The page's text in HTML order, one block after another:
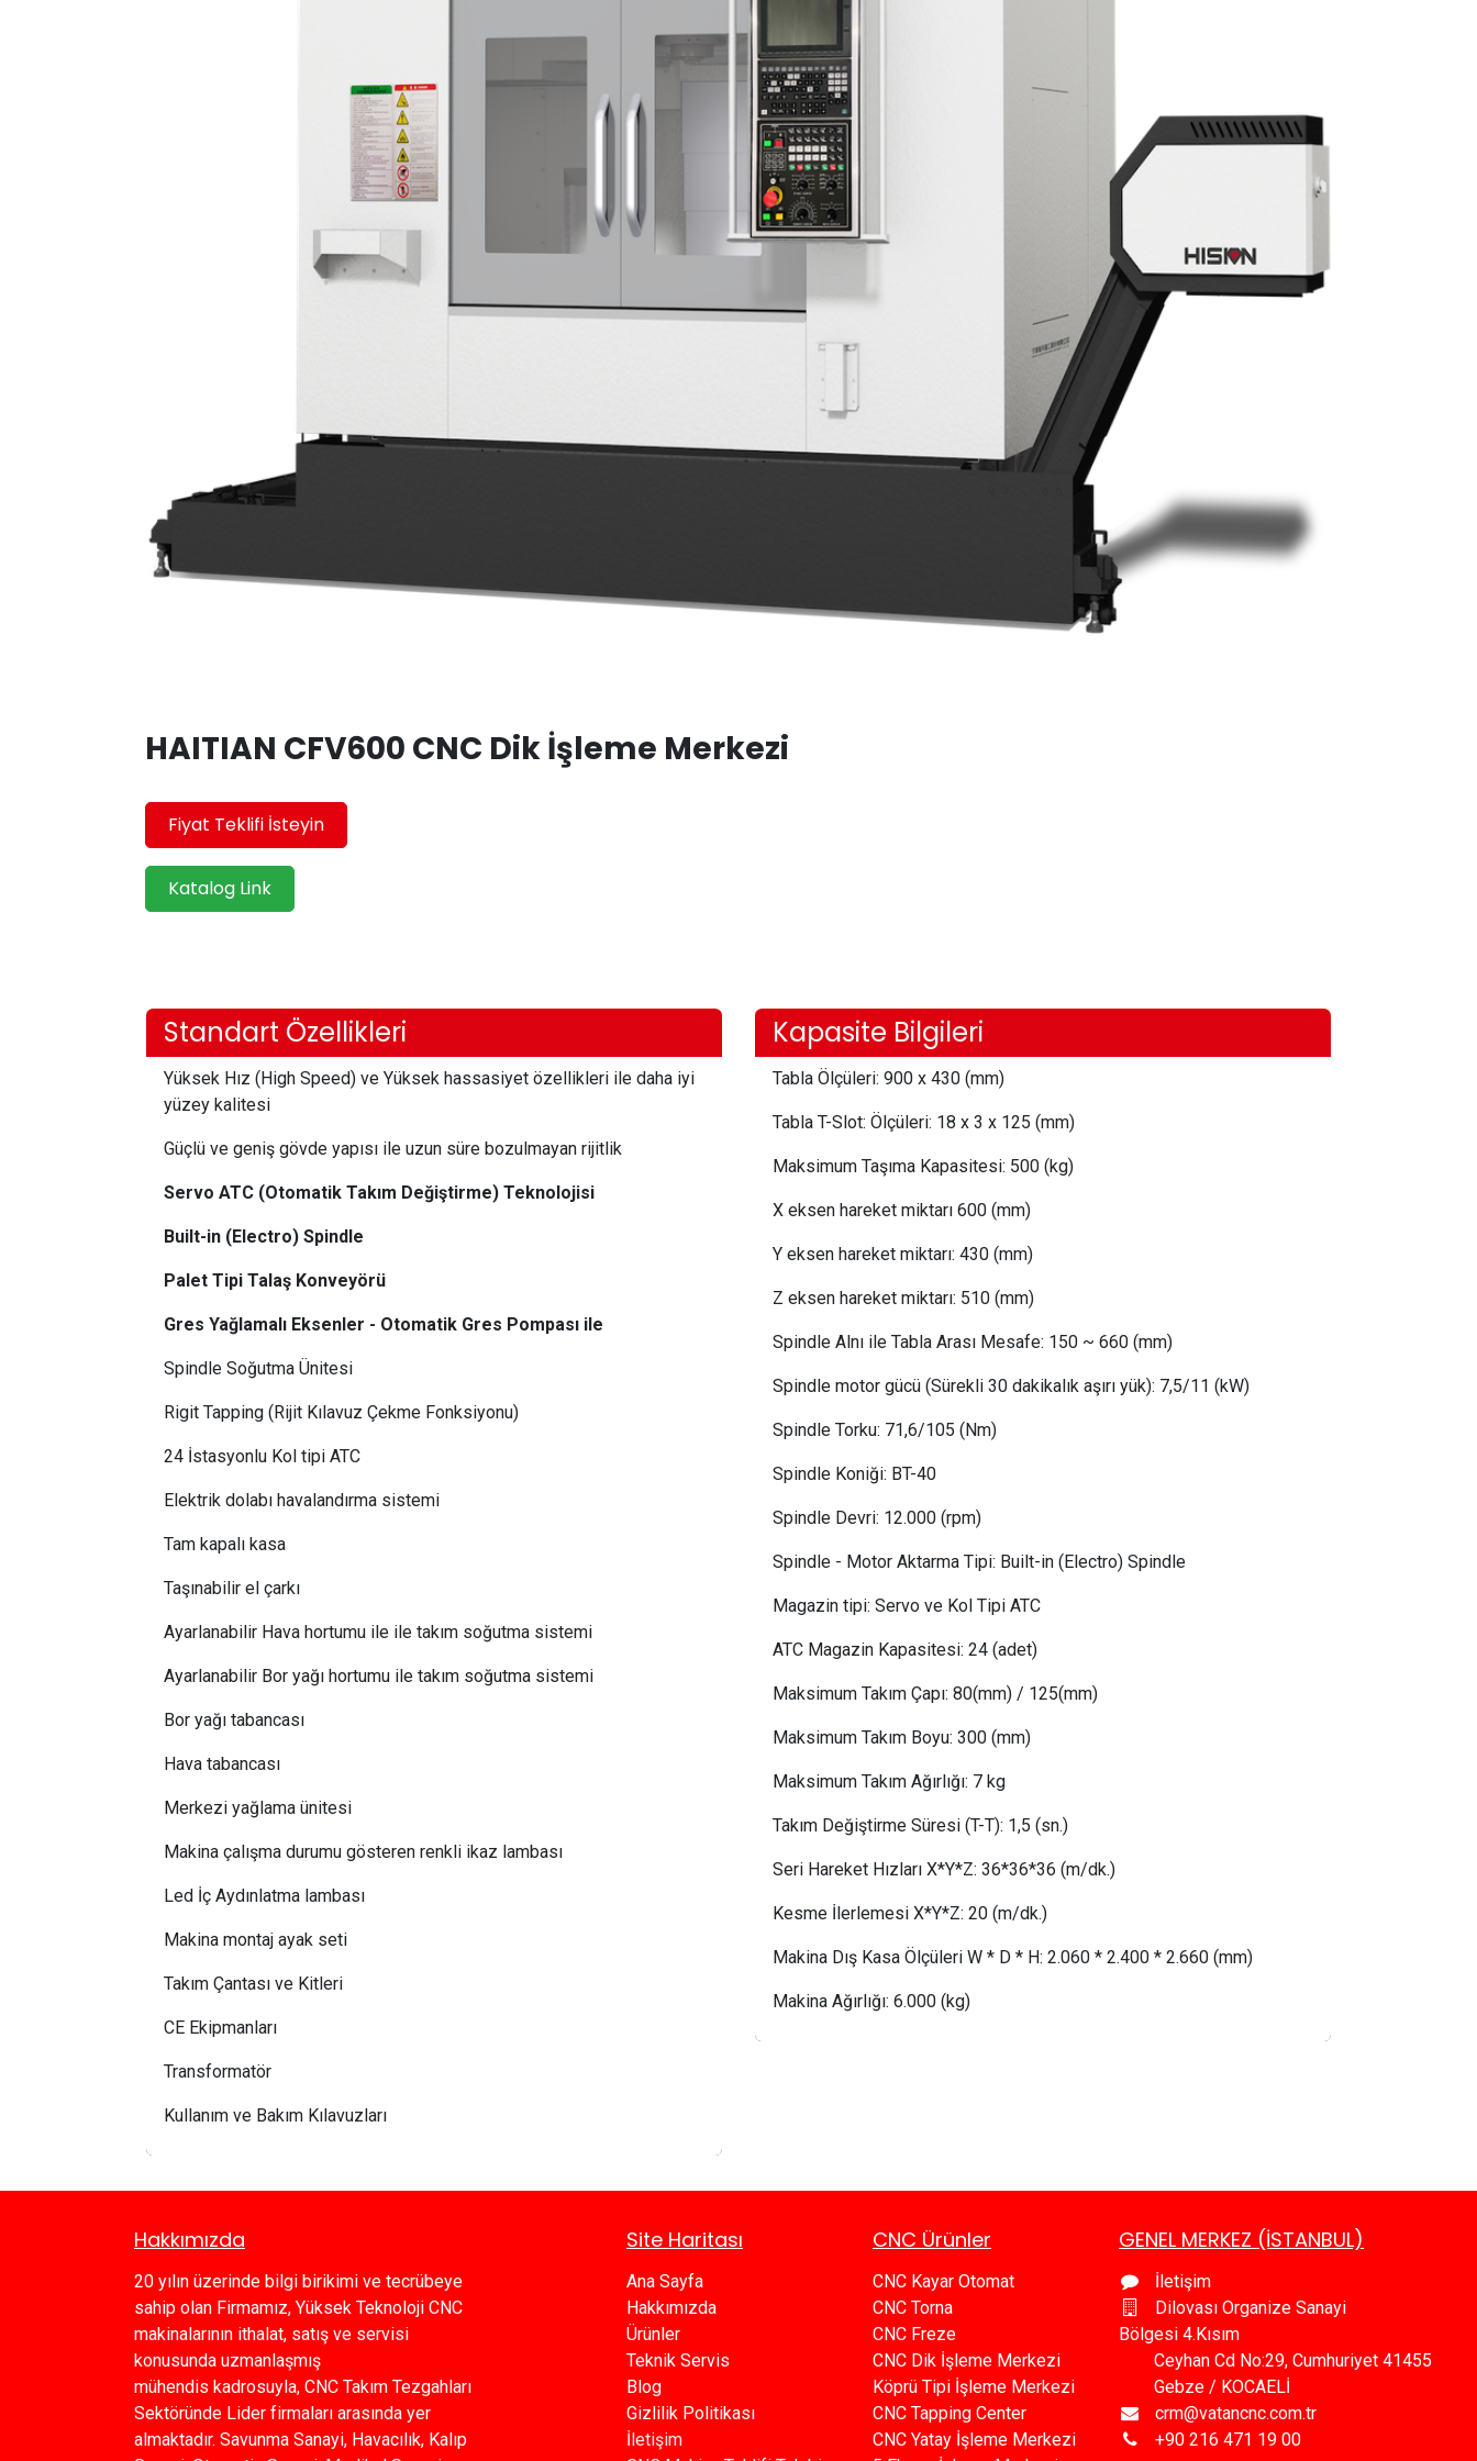
HAITIAN CFV600 CNC Dik İşleme Merkezi
Fiyat Teklifi İsteyin
Katalog Link
Standart Özellikleri
Yüksek Hız (High Speed) ve Yüksek hassasiyet özellikleri ile daha iyi
yüzey kalitesi
Güçlü ve geniş gövde yapısı ile uzun süre bozulmayan rijitlik
Servo ATC (Otomatik Takım Değiştirme) Teknolojisi
Built-in (Electro) Spindle
Palet Tipi Talaş Konveyörü
Gres Yağlamalı Eksenler - Otomatik Gres Pompası ile
Spindle Soğutma Ünitesi
Rigit Tapping (Rijit Kılavuz Çekme Fonksiyonu)
24 İstasyonlu Kol tipi ATC ​
Elektrik dolabı havalandırma sistemi
Tam kapalı kasa
Taşınabilir el çarkı
Ayarlanabilir Hava hortumu ile ile takım soğutma sistemi
Ayarlanabilir Bor yağı hortumu ile takım soğutma sistemi
Bor yağı tabancası
Hava tabancası
Merkezi yağlama ünitesi
Makina çalışma durumu gösteren renkli ikaz lambası
Led İç Aydınlatma lambası
Makina montaj ayak seti
Takım Çantası ve Kitleri
CE Ekipmanları
Transformatör
Kullanım ve Bakım Kılavuzları
Kapasite Bilgileri
Tabla Ölçüleri: 900 x 430 (mm)
Tabla T-Slot: Ölçüleri: 18 x 3 x 125 (mm)
Maksimum Taşıma Kapasitesi: 500 (kg)
X eksen hareket miktarı 600 (mm)
Y eksen hareket miktarı: 430 (mm)
Z eksen hareket miktarı: 510 (mm)
Spindle Alnı ile Tabla Arası Mesafe: 150 ~ 660 (mm)
Spindle motor gücü (Sürekli 30 dakikalık aşırı yük): 7,5/11 (kW)
Spindle Torku: 71,6/105 (Nm)
Spindle Koniği: BT-40
Spindle Devri: 12.000 (rpm)
Spindle - Motor Aktarma Tipi: Built-in (Electro) Spindle
Magazin tipi: Servo ve Kol Tipi ATC
ATC Magazin Kapasitesi: 24 (adet)
Maksimum Takım Çapı: 80(mm) / 125(mm)
Maksimum Takım Boyu: 300 (mm)
Maksimum Takım Ağırlığı: 7 kg
Takım Değiştirme Süresi (T-T): 1,5 (sn.)
Seri Hareket Hızları X*Y*Z: 36*36*36 (m/dk.)
Kesme İlerlemesi X*Y*Z: 20 (m/dk.)
Makina Dış Kasa Ölçüleri W * D * H: 2.060 * 2.400 * 2.660 (mm)
Makina Ağırlığı: 6.000 (kg)
GENEL MERKEZ (İSTANBUL)
İletişim
Dilovası Organize Sanayi
Bölgesi 4.Kısım
Ceyhan Cd No:29, Cumhuriyet 41455
Gebze / KOCAELİ
crm@vatancnc.com.tr
+90 216 471 19 00
Hakkımızda
20 yılın üzerinde bilgi birikimi ve tecrübeye
sahip olan Firmamız, Yüksek Teknoloji CNC
makinalarının ithalat, satış ve servisi
konusunda uzmanlaşmış
mühendis kadrosuyla, CNC Takım Tezgahları
Sektöründe Lider firmaları arasında yer
almaktadır. Savunma Sanayi, Havacılık, Kalıp
CNC Ürünler
CNC Kayar Otomat
CNC Torna
CNC Freze
CNC Dik İşleme Merkezi
Köprü Tipi İşleme Merkezi
C​​NC Tapping Center
CNC Yatay İşleme Merkezi
Site Haritası
Ana Sayfa​​
Hakkımızda
Ürünler​
Teknik Servis
Blog​​
Gizlilik Politikası​​
İletişim